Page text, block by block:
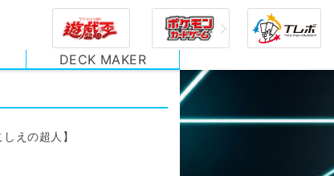
DECK MAKER
えの超人】